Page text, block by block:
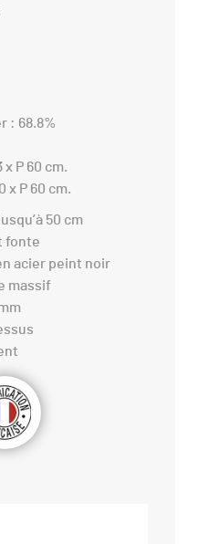
: 68.8%
x P 60 cm.
x P 60 cm.
50 cm
fonte
acier peint noir
massif